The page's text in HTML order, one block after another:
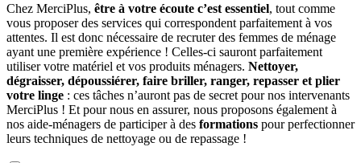
Chez MerciPlus, être à votre écoute c’est essentiel, tout comme
vous proposer des services qui correspondent parfaitement à vos
attentes. Il est donc nécessaire de recruter des femmes de ménage
ayant une première expérience ! Celles-ci sauront parfaitement
utiliser votre matériel et vos produits ménagers. Nettoyer,
dégraisser, dépoussiérer, faire briller, ranger, repasser et plier
votre linge : ces tâches n’auront pas de secret pour nos intervenants
MerciPlus ! Et pour nous en assurer, nous proposons également à
nos aide-ménagers de participer à des formations pour perfectionner
leurs techniques de nettoyage ou de repassage !